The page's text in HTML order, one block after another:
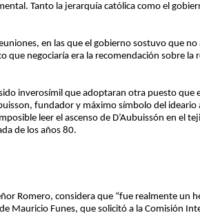
Tanto la jerarquía católica como el
en las que el gobierno sostuvo que
que negociaría era la recomendación sobre
inverosímil que adoptaran otra puesto que
fundador y máximo símbolo del
leer el ascenso de D’Aubuissón en el
de los años 80.
Romero, considera que “fue realmente un
Mauricio Funes, que solicitó a la Comisión